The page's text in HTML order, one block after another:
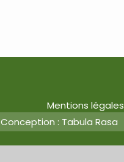
Mentions légales
Conception : Tabula Rasa